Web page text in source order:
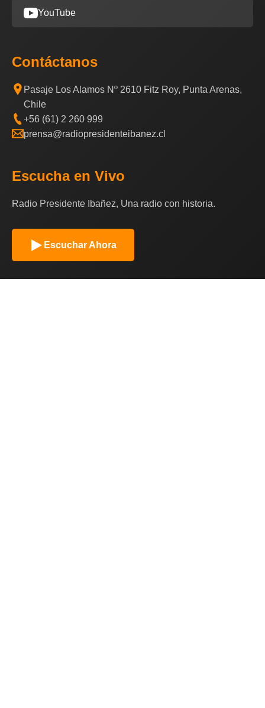
YouTube
Contáctanos
Pasaje Los Alamos Nº 2610 Fitz Roy, Punta Arenas,
Chile
+56 (61) 2 260 999
prensa@radiopresidenteibanez.cl
Escucha en Vivo
Radio Presidente Ibañez, Una radio con historia.
Escuchar Ahora